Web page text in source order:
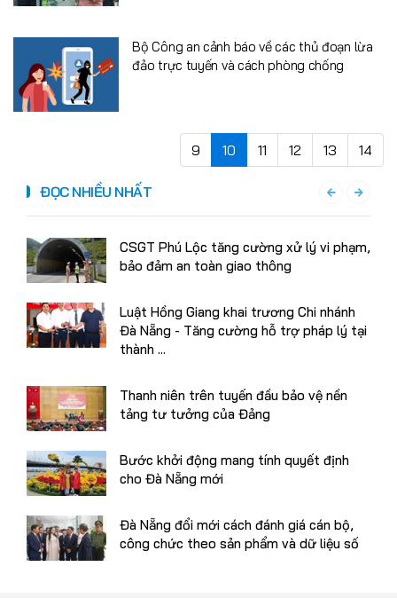
Bộ Công an cảnh báo về các thủ đoạn lừa
đảo trực tuyến và cách phòng chống
9 10 11 12 13 14
ĐỌC NHIỀU NHẤT
CSGT Phú Lộc tăng cường xử lý vi phạm,
bảo đảm an toàn giao thông
Luật Hồng Giang khai trương Chi nhánh
Đà Nẵng - Tăng cường hỗ trợ pháp lý tại
thành ...
Thanh niên trên tuyến đầu bảo vệ nền
tảng tư tưởng của Đảng
Bước khởi động mang tính quyết định
cho Đà Nẵng mới
Đà Nẵng đổi mới cách đánh giá cán bộ,
công chức theo sản phẩm và dữ liệu số